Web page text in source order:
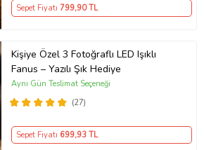
Sepet Fiyatı 799,90 TL
Kişiye Özel 3 Fotoğraflı LED Işıklı
Fanus – Yazılı Şık Hediye
(27)
Aynı Gün Teslimat Seçeneği
Sepet Fiyatı 699,93 TL